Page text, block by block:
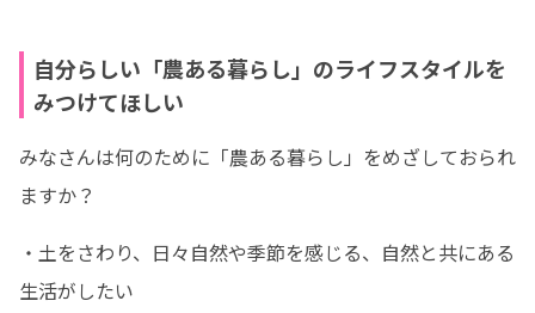
自分らしい「農ある暮らし」のライフスタイルを
みつけてほしい
みなさんは何のために「農ある暮らし」をめざしておられ
ますか？
・土をさわり、日々自然や季節を感じる、自然と共にある
生活がしたい